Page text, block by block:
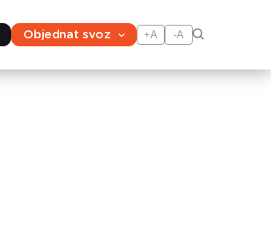
Objednat svoz +A -A